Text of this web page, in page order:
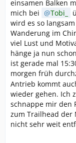
einsamen Balken
mich bei
Tobi_
wird es so
Wanderung im
viel Lust und
hänge ja nun
ist gerade mal
morgen früh
Antrieb kommt
wieder gehen. Ich
schnappe mir den
zum Trailhead der
nicht sehr weit